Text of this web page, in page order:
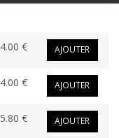
4.00 € AJOUTER
4.00 € AJOUTER
5.80 € AJOUTER